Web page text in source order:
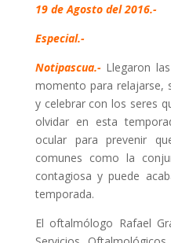
19 de Agosto del 2016.-
Especial.-
Notipascua.-Llegaron las
momento para relajarse,
y celebrar con los seres
olvidar en esta
ocular para prevenir
comunes como la
contagiosa y puede
temporada.
El oftalmólogo Rafael